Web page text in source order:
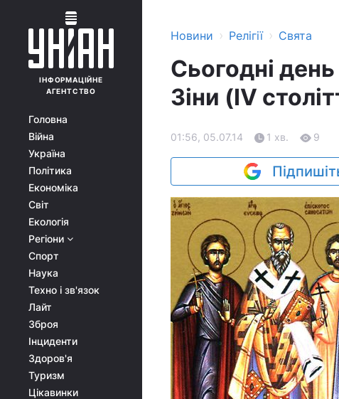
ІНФОРМАЦІЙНЕ
АГЕНТСТВО
Головна
Війна
Україна
Політика
Економіка
Світ
Екологія
Регіони
Спорт
Наука
Техно і зв'язок
Лайт
Зброя
Інциденти
Здоров'я
Туризм
Цікавинки
Новини › Релігії › Свята
Сьогодні
Зіни (IV
01:56, 05.07.14 1 хв. 9